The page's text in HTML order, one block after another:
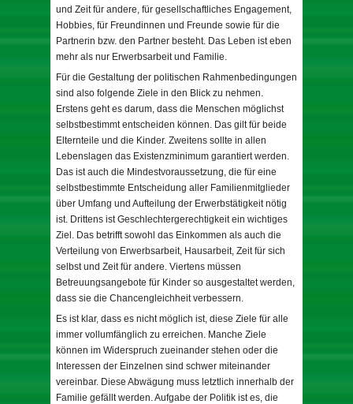
und Zeit für andere, für gesellschaftliches Engagement,
Hobbies, für Freundinnen und Freunde sowie für die
Partnerin bzw. den Partner besteht. Das Leben ist eben
mehr als nur Erwerbsarbeit und Familie.
Für die Gestaltung der politischen Rahmenbedingungen
sind also folgende Ziele in den Blick zu nehmen.
Erstens geht es darum, dass die Menschen möglichst
selbstbestimmt entscheiden können. Das gilt für beide
Elternteile und die Kinder. Zweitens sollte in allen
Lebenslagen das Existenzminimum garantiert werden.
Das ist auch die Mindestvoraussetzung, die für eine
selbstbestimmte Entscheidung aller Familienmitglieder
über Umfang und Aufteilung der Erwerbstätigkeit nötig
ist. Drittens ist Geschlechtergerechtigkeit ein wichtiges
Ziel. Das betrifft sowohl das Einkommen als auch die
Verteilung von Erwerbsarbeit, Hausarbeit, Zeit für sich
selbst und Zeit für andere. Viertens müssen
Betreuungsangebote für Kinder so ausgestaltet werden,
dass sie die Chancengleichheit verbessern.
Es ist klar, dass es nicht möglich ist, diese Ziele für alle
immer vollumfänglich zu erreichen. Manche Ziele
können im Widerspruch zueinander stehen oder die
Interessen der Einzelnen sind schwer miteinander
vereinbar. Diese Abwägung muss letztlich innerhalb der
Familie gefällt werden. Aufgabe der Politik ist es, die